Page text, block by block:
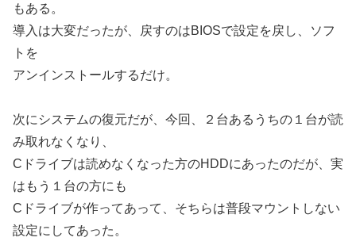
もある。
導入は大変だったが、戻すのはBIOSで設定を戻し、ソフ
トを
アンインストールするだけ。
次にシステムの復元だが、今回、２台あるうちの１台が読
み取れなくなり、
Cドライブは読めなくなった方のHDDにあったのだが、実
はもう１台の方にも
Cドライブが作ってあって、そちらは普段マウントしない
設定にしてあった。